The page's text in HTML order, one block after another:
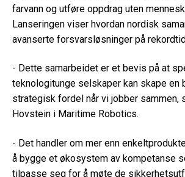
farvann og utføre oppdrag uten
Lanseringen viser hvordan nordisk
avanserte forsvarsløsninger på
- Dette samarbeidet er et bevis på at
teknologitunge selskaper kan skape en
strategisk fordel når vi jobber sammen,
Hovstein i Maritime Robotics.
- Det handler om mer enn
å bygge et økosystem av kompetanse
tilpasse seg for å møte de